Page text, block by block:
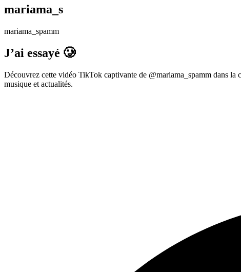
mariama_s
mariama_spamm
J’ai essayé 🥲
Découvrez cette vidéo TikTok captivante de @mariama_spamm dans
musique et actualités.